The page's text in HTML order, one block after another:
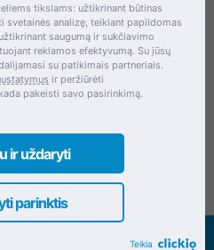
Lietuva
www.dokrinesa.lt
tikslams: užtikrinant būtinas
svetainės analizę, teikiant papildomas
saugumą ir sukčiavimo
reklamos efektyvumą. Su jūsų
su patikimais partneriais.
ir peržiūrėti
pakeisti savo pasirinkimą.
parinktis
ir uždaryti
Teikia